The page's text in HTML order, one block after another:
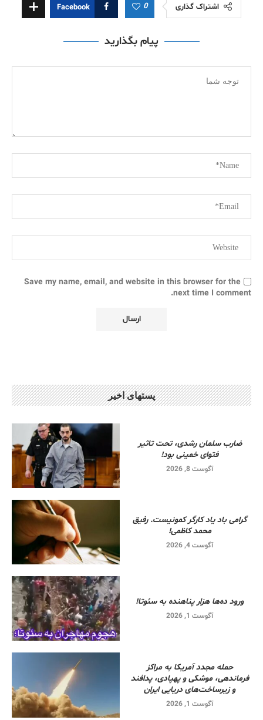
اشتراک گذاری 0
Facebook
پیام بگذارید
Save my name, email, and website in this browser for the
next time I comment.
پستهای اخیر
ضارب سلمان رشدی، تحت تاثیر
فتوای خمینی بود!
آگوست 8, 2026
گرامی باد یاد کارگر کمونیست. رفیق
محمد کاظمی!
آگوست 4, 2026
ورود ده‌ها هزار پناهنده به سئوتا!
آگوست 1, 2026
حمله مجدد آمریکا به مراکز
فرماندهی، موشکی و پهپادی، پدافند
و زیرساخت‌های دریایی ایران
آگوست 1, 2026